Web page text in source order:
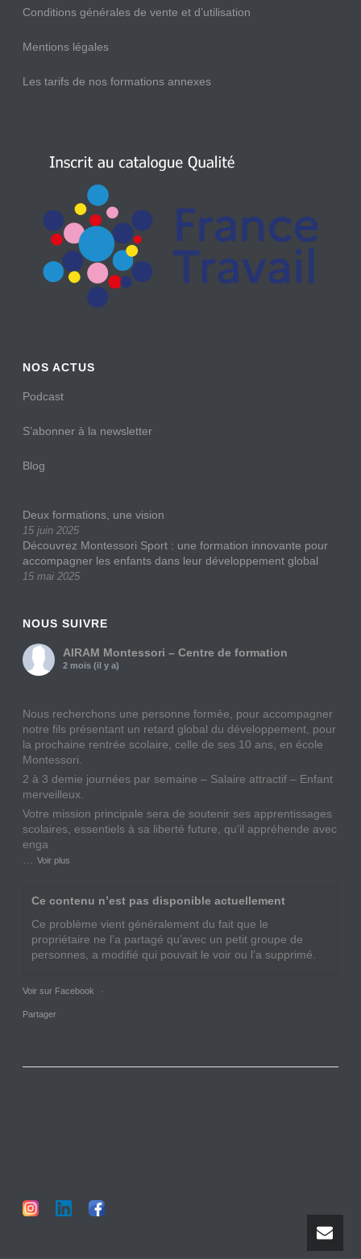
Conditions générales de vente et d’utilisation
Mentions légales
Les tarifs de nos formations annexes
NOS ACTUS
Podcast
S’abonner à la newsletter
Blog
Deux formations, une vision
15 juin 2025
Découvrez Montessori Sport : une formation innovante pour
accompagner les enfants dans leur développement global
15 mai 2025
NOUS SUIVRE
AIRAM Montessori – Centre de formation
2 mois (il y a)
Nous recherchons une personne formée, pour accompagner
notre fils présentant un retard global du développement, pour
la prochaine rentrée scolaire, celle de ses 10 ans, en école
Montessori.
2 à 3 demie journées par semaine – Salaire attractif – Enfant
merveilleux.
Votre mission principale sera de soutenir ses apprentissages
scolaires, essentiels à sa liberté future, qu’il appréhende avec
enga
…Voir plus
Ce contenu n’est pas disponible actuellement
Ce problème vient généralement du fait que le
propriétaire ne l’a partagé qu’avec un petit groupe de
personnes, a modifié qui pouvait le voir ou l’a supprimé.
Voir sur Facebook ·
Partager